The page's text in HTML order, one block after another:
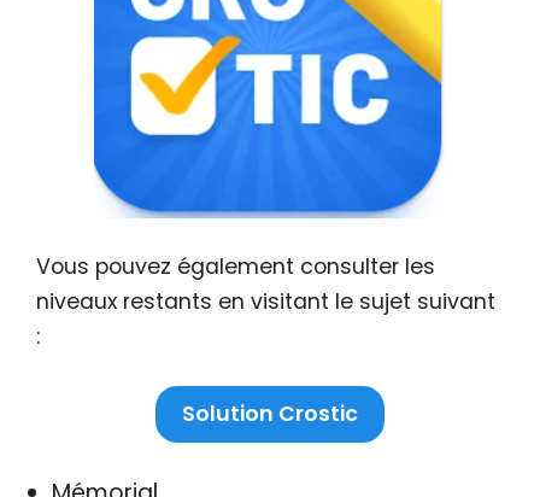
Vous pouvez également consulter les
niveaux restants en visitant le sujet suivant
:
Solution Crostic